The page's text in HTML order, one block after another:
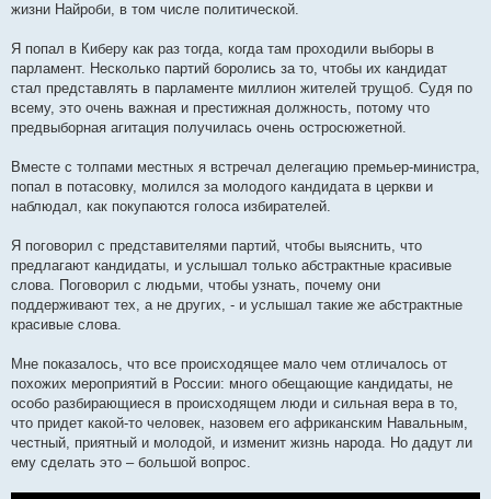
л
н
я
жизни Найроби, в том числе политической.
Я попал в Киберу как раз тогда, когда там проходили выборы в
парламент. Несколько партий боролись за то, чтобы их кандидат
стал представлять в парламенте миллион жителей трущоб. Судя по
всему, это очень важная и престижная должность, потому что
предвыборная агитация получилась очень остросюжетной.
Вместе с толпами местных я встречал делегацию премьер-министра,
попал в потасовку, молился за молодого кандидата в церкви и
наблюдал, как покупаются голоса избирателей.
Я поговорил с представителями партий, чтобы выяснить, что
предлагают кандидаты, и услышал только абстрактные красивые
слова. Поговорил с людьми, чтобы узнать, почему они
поддерживают тех, а не других, - и услышал такие же абстрактные
красивые слова.
Мне показалось, что все происходящее мало чем отличалось от
похожих мероприятий в России: много обещающие кандидаты, не
особо разбирающиеся в происходящем люди и сильная вера в то,
что придет какой-то человек, назовем его африканским Навальным,
честный, приятный и молодой, и изменит жизнь народа. Но дадут ли
ему сделать это – большой вопрос.